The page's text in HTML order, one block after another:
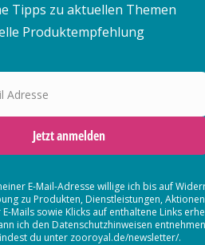
Tipps zu aktuellen Themen
Produktempfehlung
Adresse
Jetzt anmelden
E-Mail-Adresse willige ich bis auf
zu Produkten, Dienstleistungen,
Mails sowie Klicks auf enthaltene Links
ich den Datenschutzhinweisen
du unter zooroyal.de/newsletter/.